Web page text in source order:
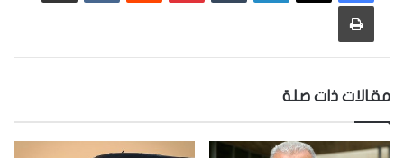
طباعة
مقالات ذات صلة